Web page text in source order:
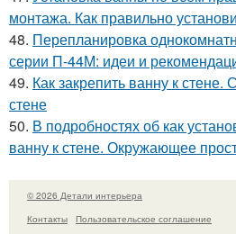
монтажа. Как правильно
48. Перепланировка
серии П-44М: идеи и
49. Как закрепить ванну к
стене
50. В подробностях об как
ванну к стене. Окружающее
© 2026 Детали интерьера
Контакты
Пользовательское соглашение